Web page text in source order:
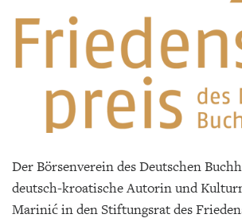
Der Börsenverein des Deutschen
deutsch-kroatische Autorin und
Marinić in den Stiftungsrat des